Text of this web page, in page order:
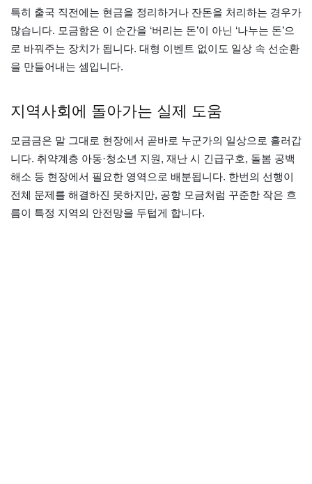
특히 출국 직전에는 현금을 정리하거나 잔돈을 처리하는 경우가
많습니다. 모금함은 이 순간을 ‘버리는 돈’이 아닌 ‘나누는 돈’으
로 바꿔주는 장치가 됩니다. 대형 이벤트 없이도 일상 속 선순환
을 만들어내는 셈입니다.
지역사회에 돌아가는 실제 도움
모금금은 말 그대로 현장에서 곧바로 누군가의 일상으로 흘러갑
니다. 취약계층 아동·청소년 지원, 재난 시 긴급구호, 돌봄 공백
해소 등 현장에서 필요한 영역으로 배분됩니다. 한번의 선행이
전체 문제를 해결하진 못하지만, 공항 모금처럼 꾸준한 작은 흐
름이 특정 지역의 안전망을 두텁게 합니다.